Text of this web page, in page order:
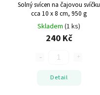
Solný svícen na čajovou svíčku
cca 10 x 8 cm, 950 g
Skladem (1 ks)
240 Kč
Detail